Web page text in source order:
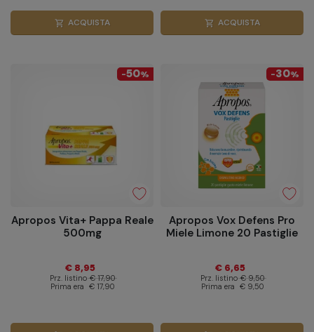
shopping_cart ACQUISTA shopping_cart ACQUISTA
-50%
Apropos Vita+ Pappa Reale
500mg
€ 8,95
Prz. listino € 17,90
Prima era € 17,90
-30%
Apropos Vox Defens Pro
Miele Limone 20 Pastiglie
€ 6,65
Prz. listino € 9,50
Prima era € 9,50